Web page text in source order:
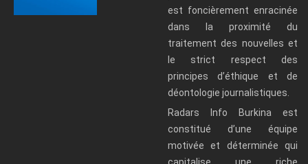
est foncièrement enracinée
dans la proximité du
traitement des nouvelles et
le strict respect des
principes d’éthique et de
déontologie journalistiques.
Radars Info Burkina est
constitué d’une équipe
motivée et déterminée qui
capitalise une riche